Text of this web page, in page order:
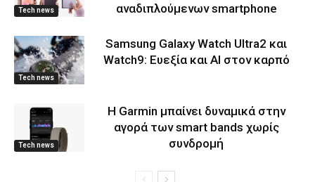
Tech news
αναδιπλούμενων smartphone
Tech news
Samsung Galaxy Watch Ultra2 και
Watch9: Ευεξία και AI στον καρπό
Tech news
Η Garmin μπαίνει δυναμικά στην
αγορά των smart bands χωρίς
συνδρομή